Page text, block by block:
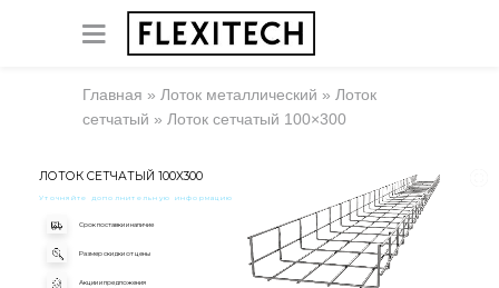
Главная » Лоток металлический » Лоток
сетчатый » Лоток сетчатый 100×300
ЛОТОК СЕТЧАТЫЙ 100X300
Уточняйте дополнительную информацию
Срок поставки и наличие
Размер скидки от цены
Акции и предложения